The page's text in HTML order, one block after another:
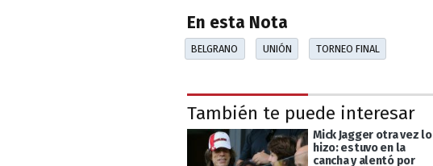
En esta Nota
BELGRANO UNIÓN TORNEO FINAL
También te puede interesar
Mick Jagger otra vez lo
hizo: estuvo en la
cancha y alentó por